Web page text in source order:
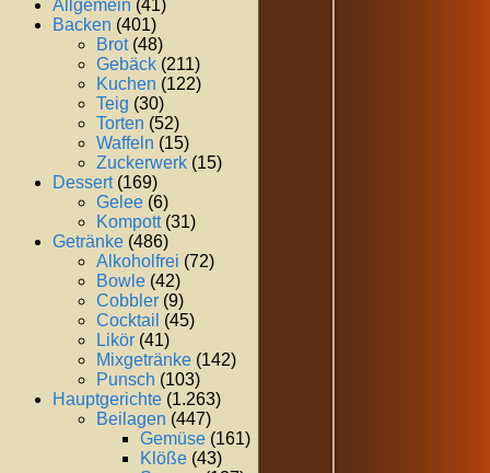
Allgemein (41)
Backen (401)
Brot(48)
Gebäck (211)
Kuchen (122)
Teig (30)
Torten (52)
Waffeln (15)
Zuckerwerk (15)
Dessert(169)
Gelee (6)
Kompott(31)
Getränke (486)
Alkoholfrei (72)
Bowle (42)
Cobbler (9)
Cocktail (45)
Likör (41)
Mixgetränke (142)
Punsch (103)
Hauptgerichte (1.263)
Beilagen (447)
Gemüse (161)
Klöße (43)